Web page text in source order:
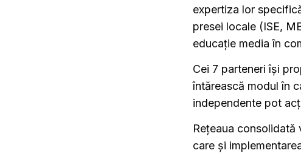
expertiza lor
presei locale (ISE,
educație media în
Cei 7 parteneri își
întărească modul în
independente pot
Rețeaua
care și